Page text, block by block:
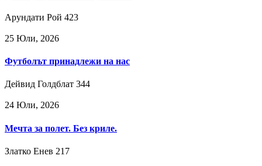
Арундати Рой 423
25 Юли, 2026
Футболът принадлежи на нас
Дейвид Голдблат 344
24 Юли, 2026
Мечта за полет. Без криле.
Златко Енев 217